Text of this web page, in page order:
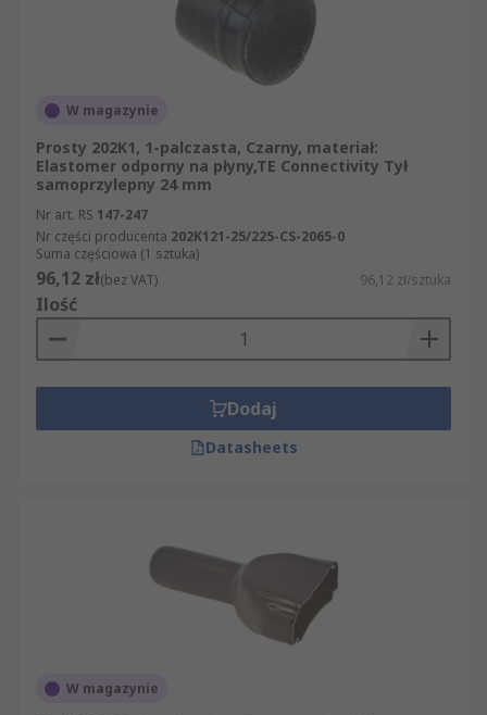
ponieważ oferujemy nie tylko wyjątkowo bogaty
asortyment, ale także możliwość jego szybkiego
przeglądania na naszej stronie internetowej.
W magazynie
Prosty 202K1, 1-palczasta, Czarny, materiał:
Elastomer odporny na płyny,TE Connectivity Tył
samoprzylepny 24 mm
Nr art. RS 147-247
Nr części producenta 202K121-25/225-CS-2065-0
Suma częściowa (1 sztuka)
96,12 zł(bez VAT) 96,12 zł/sztuka
Ilość
Dodaj
Datasheets
W magazynie